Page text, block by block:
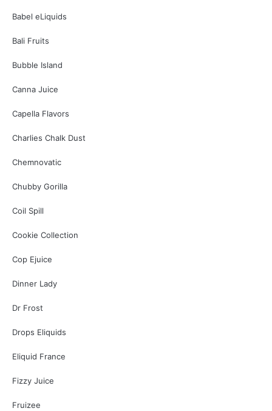
Babel eLiquids
Bali Fruits
Bubble Island
Canna Juice
Capella Flavors
Charlies Chalk Dust
Chemnovatic
Chubby Gorilla
Coil Spill
Cookie Collection
Cop Ejuice
Dinner Lady
Dr Frost
Drops Eliquids
Eliquid France
Fizzy Juice
Fruizee